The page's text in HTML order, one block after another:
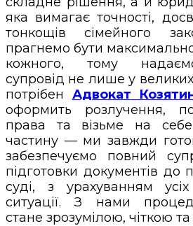
яка вимагає точності,
тонкощів сімейного
прагнемо бути
кожного, тому
супровід не лише у
потрібен Адвокат
оформить розлучення,
права та візьме на
частину — ми завжди
забезпечуємо повний
підготовки документів до
суді, з урахуванням
ситуації. З нами
стане зрозумілою, чіткою